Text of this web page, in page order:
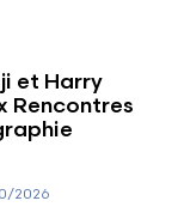
et Harry
Rencontres
2026